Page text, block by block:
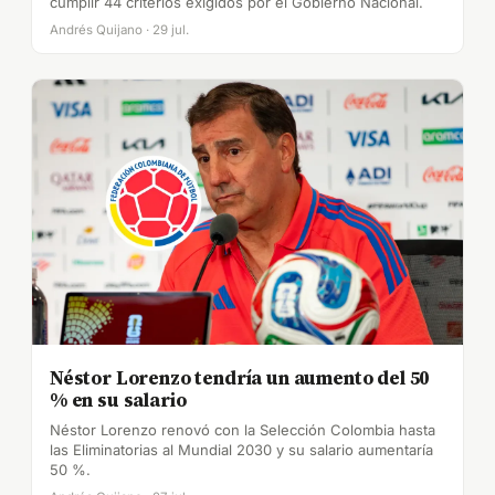
Andrés Quijano · 29 jul.
Néstor Lorenzo tendría un aumento del 50
% en su salario
Néstor Lorenzo renovó con la Selección Colombia hasta
las Eliminatorias al Mundial 2030 y su salario aumentaría
50 %.